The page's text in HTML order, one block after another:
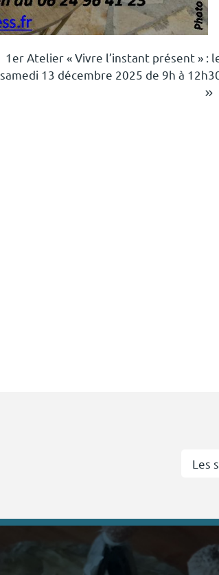
1er Atelier « Vivre l’instant présent » :
samedi 13 décembre 2025 de 9h à
Les